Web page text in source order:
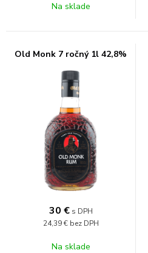
Na sklade
Old Monk 7 ročný 1l 42,8%
30 € s DPH
24,39 € bez DPH
Na sklade